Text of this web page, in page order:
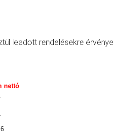
leadott rendelésekre
nettó